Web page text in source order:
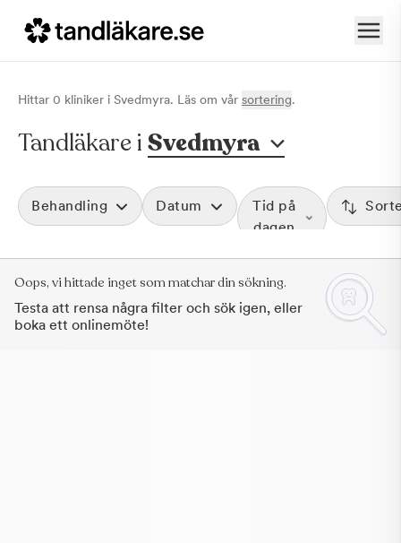
Hittar 0 kliniker i Svedmyra. Läs om vår sortering.
Tandläkare i Svedmyra
Behandling Datum
Tid på
dagen
Oops, vi hittade inget som matchar din sökning.
Testa att rensa några filter och sök igen, eller
boka ett onlinemöte!